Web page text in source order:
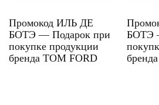
Промокод ИЛЬ ДЕ
БОТЭ — Подарок при
покупке продукции
бренда TOM FORD
БОТЭ